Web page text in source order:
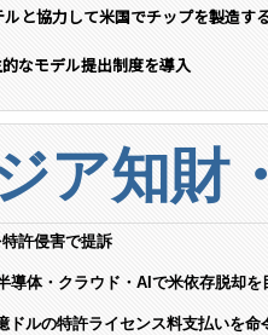
と協力して米国でチップを製造す
なモデル提出制度を導入
ア知財
特許侵害で提訴
体・クラウド・AIで米依存脱却を
ドルの特許ライセンス料支払いを命